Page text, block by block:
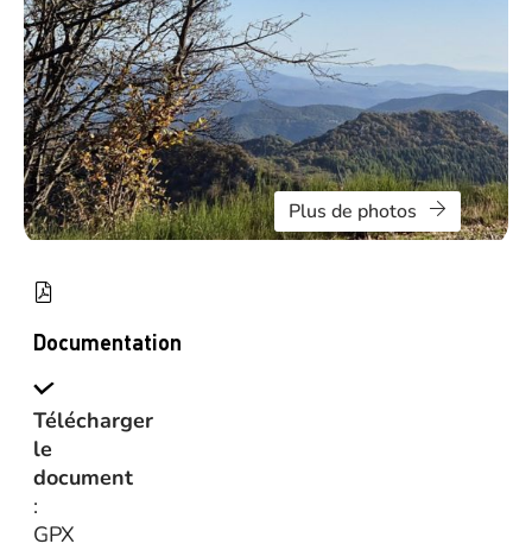
Plus de photos
Documentation
Télécharger
le
document
:
GPX